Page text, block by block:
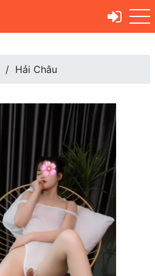
Hải Châu